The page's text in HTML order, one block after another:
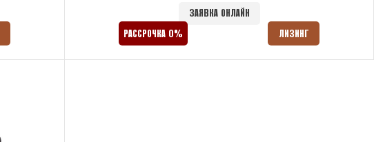
ЗАЯВКА ОНЛАЙН
РАССРОЧКА 0% ЛИЗИНГ